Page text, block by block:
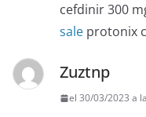
cefdinir 300
sale protonix
Zuztnp
el 30/03/2023 a